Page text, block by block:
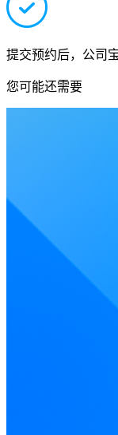
提交预约后，公司
您可能还需要